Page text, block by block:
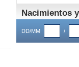
Nacimientos
DD/MM /